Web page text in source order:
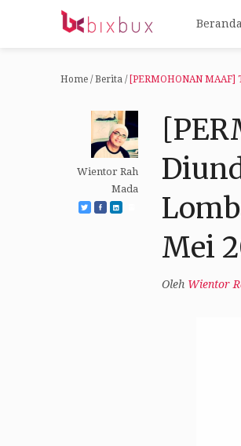
Beranda
Home /Berita / [PERMOHONAN
Wientor Rah
Mada
Mei
Oleh Wientor